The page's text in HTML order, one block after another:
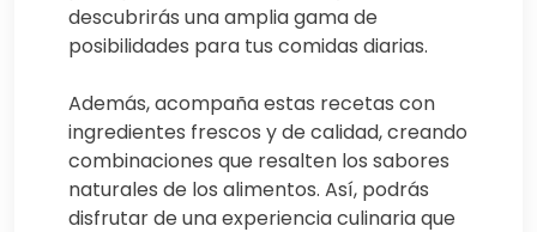
descubrirás una amplia gama de
posibilidades para tus comidas diarias.
Además, acompaña estas recetas con
ingredientes frescos y de calidad, creando
combinaciones que resalten los sabores
naturales de los alimentos. Así, podrás
disfrutar de una experiencia culinaria que